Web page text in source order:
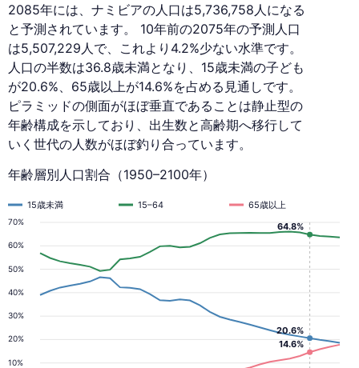
2085年には、ナミビアの人口は5,736,758人になる
と予測されています。 10年前の2075年の予測人口
は5,507,229人で、これより4.2%少ない水準です。
人口の半数は36.8歳未満となり、15歳未満の子ども
が20.6%、65歳以上が14.6%を占める見通しです。
ピラミッドの側面がほぼ垂直であることは静止型の
年齢構成を示しており、出生数と高齢期へ移行して
いく世代の人数がほぼ釣り合っています。
年齢層別人口割合（1950–2100年）
10%
20%
30%
40%
50%
60%
70%
15歳未満 15–64 65歳以上
20.6%
14.6%
64.8%